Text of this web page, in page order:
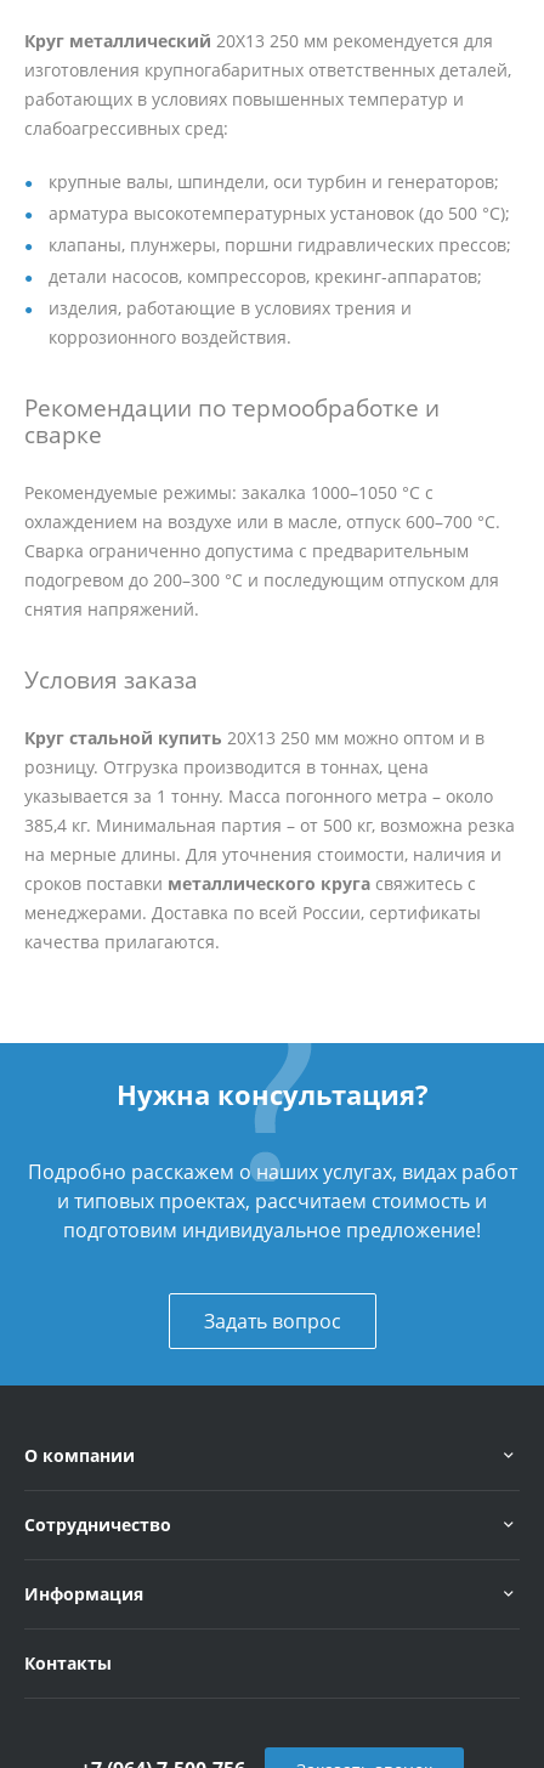
Круг металлический 20Х13 250 мм рекомендуется для
изготовления крупногабаритных ответственных деталей,
работающих в условиях повышенных температур и
слабоагрессивных сред:
крупные валы, шпиндели, оси турбин и генераторов;
арматура высокотемпературных установок (до 500 °C);
клапаны, плунжеры, поршни гидравлических прессов;
детали насосов, компрессоров, крекинг-аппаратов;
изделия, работающие в условиях трения и
коррозионного воздействия.
Рекомендации по термообработке и
сварке
Рекомендуемые режимы: закалка 1000–1050 °C с
охлаждением на воздухе или в масле, отпуск 600–700 °C.
Сварка ограниченно допустима с предварительным
подогревом до 200–300 °C и последующим отпуском для
снятия напряжений.
Условия заказа
Круг стальной купить 20Х13 250 мм можно оптом и в
розницу. Отгрузка производится в тоннах, цена
указывается за 1 тонну. Масса погонного метра – около
385,4 кг. Минимальная партия – от 500 кг, возможна резка
на мерные длины. Для уточнения стоимости, наличия и
сроков поставки металлического круга свяжитесь с
менеджерами. Доставка по всей России, сертификаты
качества прилагаются.
Нужна консультация?
Подробно расскажем о наших услугах, видах работ
и типовых проектах, рассчитаем стоимость и
подготовим индивидуальное предложение!
Задать вопрос
О компании
Сотрудничество
Информация
Контакты